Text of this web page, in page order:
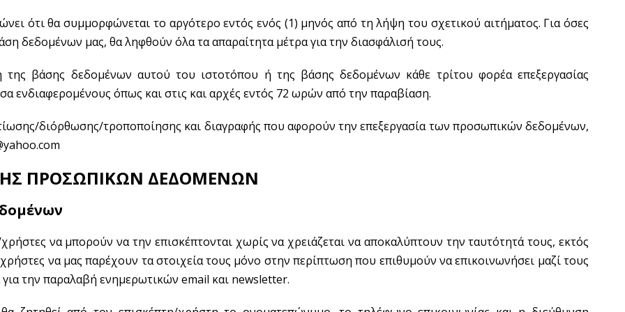
ότι θα συμμορφώνεται το αργότερο εντός ενός (1) μηνός από τη λήψη του σχετικού αιτήματος. Για όσες
δεδομένων μας, θα ληφθούν όλα τα απαραίτητα μέτρα για την διασφάλισή τους.
βάσης δεδομένων αυτού του ιστοτόπου ή της βάσης δεδομένων κάθε τρίτου φορέα επεξεργασίας
ενδιαφερομένους όπως και στις και αρχές εντός 72 ωρών από την παραβίαση.
διόρθωσης/τροποποίησης και διαγραφής που αφορούν την επεξεργασία των προσωπικών δεδομένων,
ΠΡΟΣΩΠΙΚΩΝ ΔΕΔΟΜΕΝΩΝ
να μπορούν να την επισκέπτονται χωρίς να χρειάζεται να αποκαλύπτουν την ταυτότητά τους, εκτός
να μας παρέχουν τα στοιχεία τους μόνο στην περίπτωση που επιθυμούν να επικοινωνήσει μαζί τους
την παραλαβή ενημερωτικών email και newsletter.